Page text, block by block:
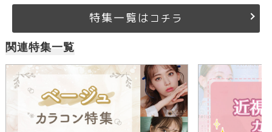
特集一覧は コチラ
関連特集一覧